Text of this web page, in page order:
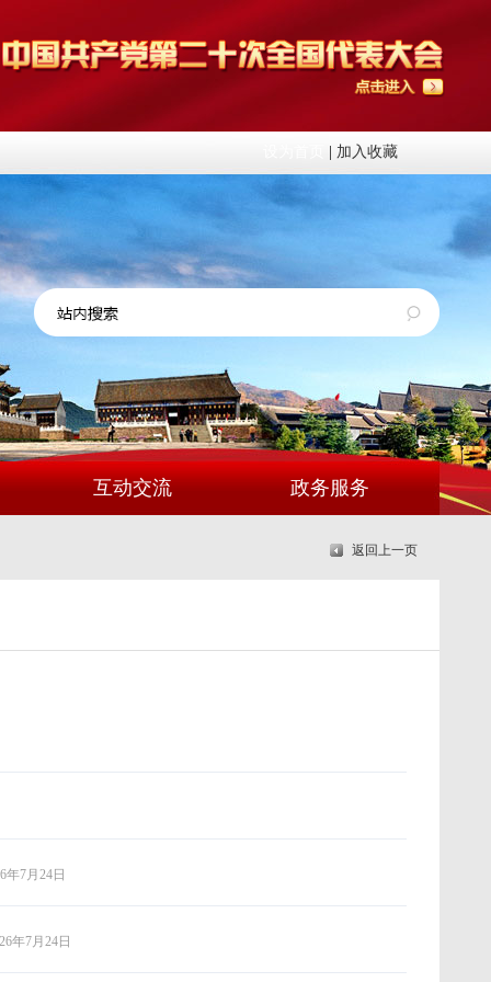
加入收藏
互动交流 政务服务
返回上一页
年7月24日
年7月24日